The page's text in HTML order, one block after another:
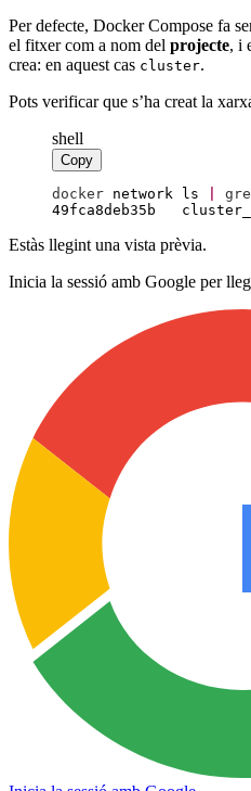
Per defecte, Docker Compose fa
el fitxer com a nom del projecte, i
crea: en aquest cas cluster.
Pots verificar que s’ha creat la
shell
Copy
docker network ls
49fca8deb35b
Estàs llegint una vista prèvia.
Inicia la sessió amb Google per